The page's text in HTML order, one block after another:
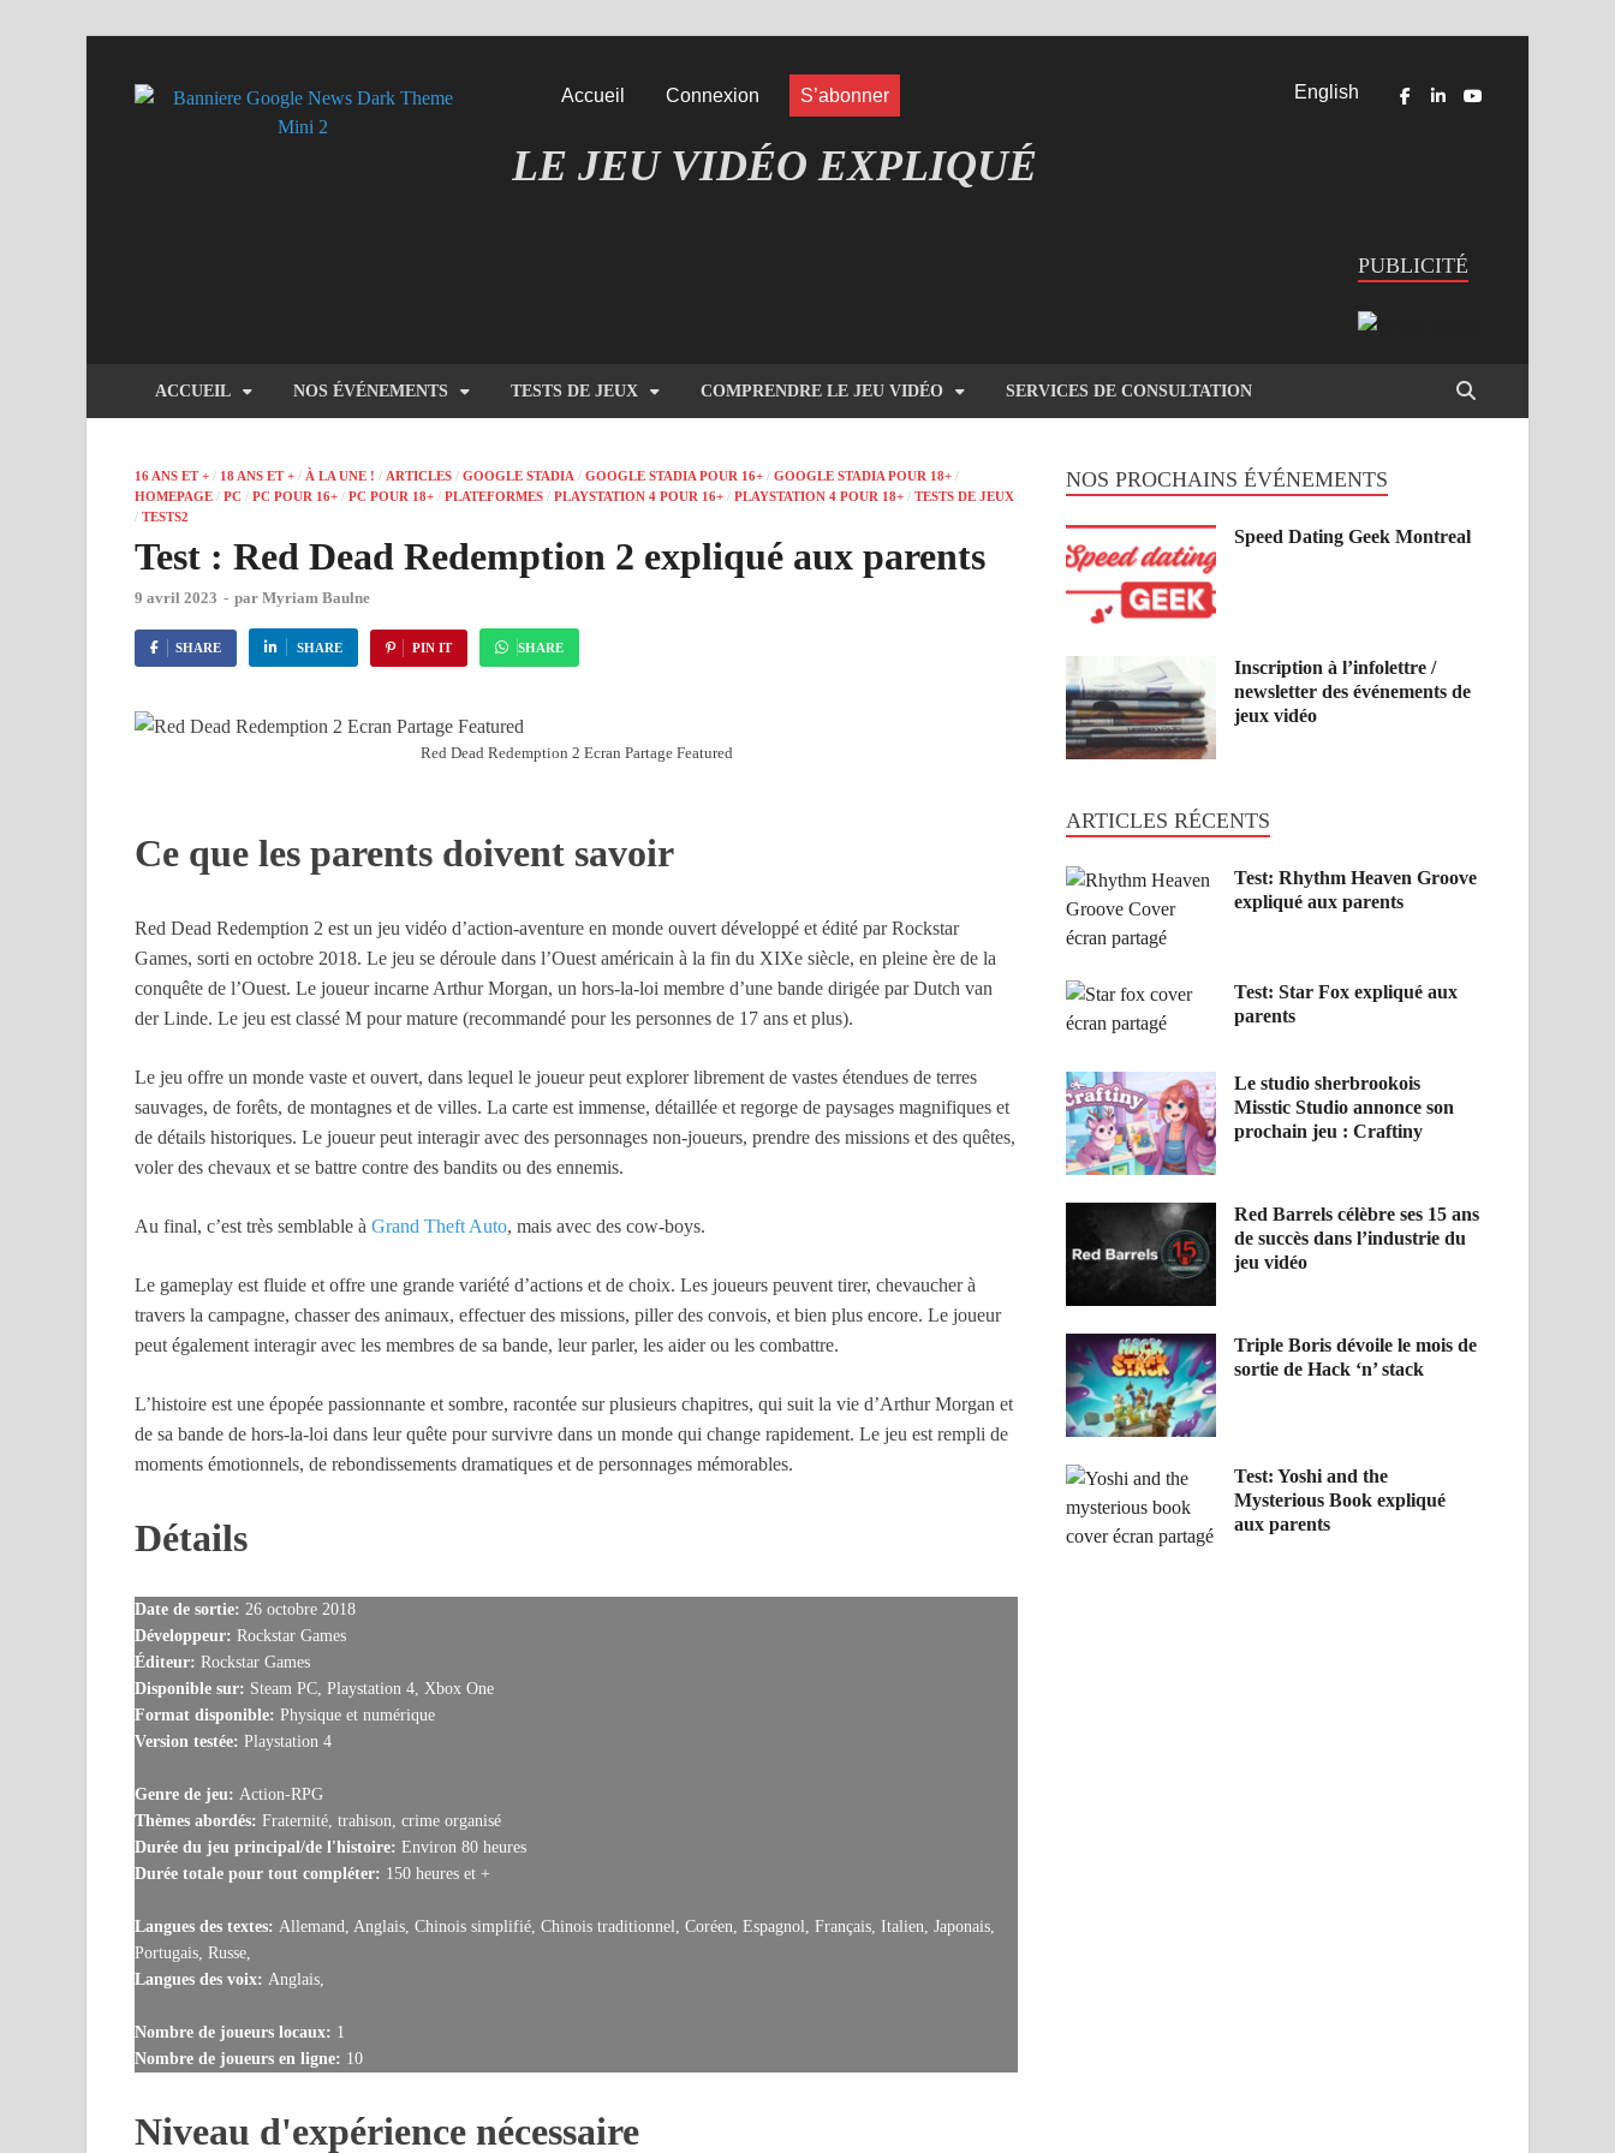
Accueil Connexion S’abonner English
MIEUX COMPRENDRE LES JEUX VIDÉO
LE JEU VIDÉO EXPLIQUÉ
PUBLICITÉ
ACCUEIL NOS ÉVÉNEMENTS TESTS DE JEUX COMPRENDRE LE JEU VIDÉO SERVICES DE CONSULTATION
16 ANS ET + / 18 ANS ET + / À LA UNE ! / ARTICLES / GOOGLE STADIA / GOOGLE STADIA POUR 16+ / GOOGLE STADIA POUR 18+ /
HOMEPAGE / PC / PC POUR 16+ / PC POUR 18+ / PLATEFORMES / PLAYSTATION 4 POUR 16+ / PLAYSTATION 4 POUR 18+ / TESTS DE JEUX
/ TESTS2
Test : Red Dead Redemption 2 expliqué aux parents
9 avril 2023 - par Myriam Baulne
SHARE SHARE PIN IT SHARE
Red Dead Redemption 2 Ecran Partage Featured
Ce que les parents doivent savoir
Red Dead Redemption 2 est un jeu vidéo d’action-aventure en monde ouvert développé et édité par Rockstar
Games, sorti en octobre 2018. Le jeu se déroule dans l’Ouest américain à la fin du XIXe siècle, en pleine ère de la
conquête de l’Ouest. Le joueur incarne Arthur Morgan, un hors-la-loi membre d’une bande dirigée par Dutch van
der Linde. Le jeu est classé M pour mature (recommandé pour les personnes de 17 ans et plus).
Le jeu offre un monde vaste et ouvert, dans lequel le joueur peut explorer librement de vastes étendues de terres
sauvages, de forêts, de montagnes et de villes. La carte est immense, détaillée et regorge de paysages magnifiques et
de détails historiques. Le joueur peut interagir avec des personnages non-joueurs, prendre des missions et des quêtes,
voler des chevaux et se battre contre des bandits ou des ennemis.
Au final, c’est très semblable à Grand Theft Auto, mais avec des cow-boys.
Le gameplay est fluide et offre une grande variété d’actions et de choix. Les joueurs peuvent tirer, chevaucher à
travers la campagne, chasser des animaux, effectuer des missions, piller des convois, et bien plus encore. Le joueur
peut également interagir avec les membres de sa bande, leur parler, les aider ou les combattre.
L’histoire est une épopée passionnante et sombre, racontée sur plusieurs chapitres, qui suit la vie d’Arthur Morgan et
de sa bande de hors-la-loi dans leur quête pour survivre dans un monde qui change rapidement. Le jeu est rempli de
moments émotionnels, de rebondissements dramatiques et de personnages mémorables.
Détails
Date de sortie: 26 octobre 2018
Développeur: Rockstar Games
Éditeur: Rockstar Games
Disponible sur: Steam PC, Playstation 4, Xbox One
Format disponible: Physique et numérique
Version testée: Playstation 4
Genre de jeu: Action-RPG
Thèmes abordés: Fraternité, trahison, crime organisé
Durée du jeu principal/de l'histoire: Environ 80 heures
Durée totale pour tout compléter: 150 heures et +
Langues des textes: Allemand, Anglais, Chinois simplifié, Chinois traditionnel, Coréen, Espagnol, Français, Italien, Japonais,
Portugais, Russe,
Langues des voix: Anglais,
Nombre de joueurs locaux: 1
Nombre de joueurs en ligne: 10
Niveau d'expérience nécessaire
NOS PROCHAINS ÉVÉNEMENTS
Speed Dating Geek Montreal
Inscription à l’infolettre /
newsletter des événements de
jeux vidéo
ARTICLES RÉCENTS
Test: Rhythm Heaven Groove
expliqué aux parents
Test: Star Fox expliqué aux
parents
Le studio sherbrookois
Misstic Studio annonce son
prochain jeu : Craftiny
Red Barrels célèbre ses 15 ans
de succès dans l’industrie du
jeu vidéo
Triple Boris dévoile le mois de
sortie de Hack ‘n’ stack
Test: Yoshi and the
Mysterious Book expliqué
aux parents